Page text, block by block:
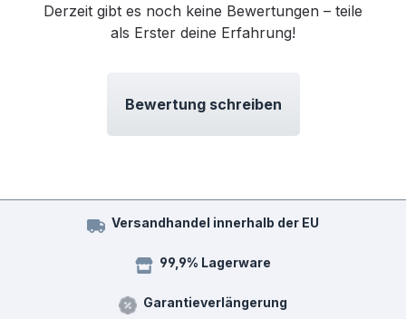
Derzeit gibt es noch keine Bewertungen – teile
als Erster deine Erfahrung!
Bewertung schreiben
Versandhandel innerhalb der EU
99,9% Lagerware
Garantieverlängerung